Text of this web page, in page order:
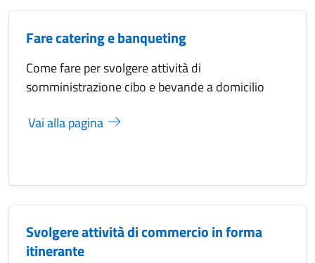
Fare catering e banqueting
Come fare per svolgere attività di
somministrazione cibo e bevande a domicilio
Vai alla pagina
Svolgere attività di commercio in forma
itinerante